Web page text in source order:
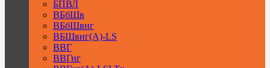
БПВЛ
ВБбШв
ВБбШвнг
ВБШвнг(А)-LS
ВВГ
ВВГнг